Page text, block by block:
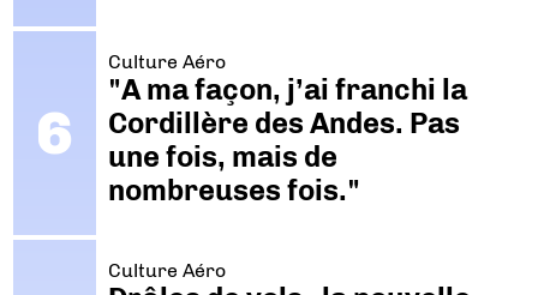
Culture Aéro
"A ma façon, j’ai franchi la
Cordillère des Andes. Pas
une fois, mais de
nombreuses fois."
Culture Aéro